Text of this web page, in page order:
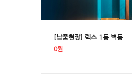
[납품현장] 렉스 1등 벽등
0원